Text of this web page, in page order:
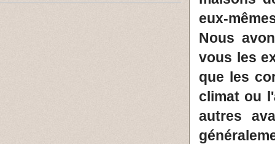
eux-
Nous
vous les
que les
climat ou
autres